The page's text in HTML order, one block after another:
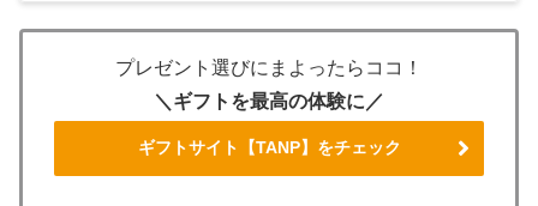
プレゼント選びにまよったらココ！
＼ギフトを最高の体験に／
ギフトサイト【TANP】をチェック